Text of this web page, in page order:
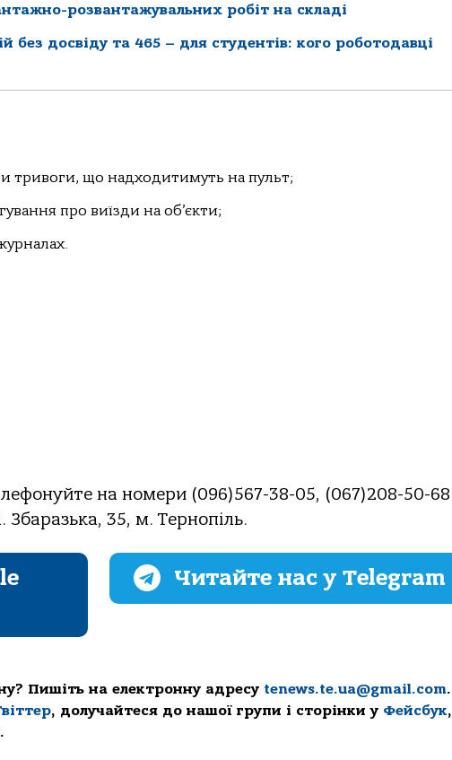
розвантажувальних робіт на складі
без досвіду та 465 – для студентів: кого роботодавці
тривоги, що надходитимуть на пульт;
про виїзди на об’єкти;
на номери (096)567-38-05, (067)208-50-68
Збаразька, 35, м. Тернопіль.
Читайте нас у Telegram
Пишіть на електронну адресу tenews.te.ua@gmail.com.
, долучайтеся до нашої групи і сторінки у Фейсбук,
.